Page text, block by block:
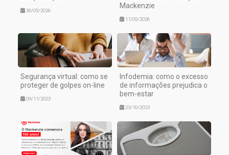
26/05/2026
Mackenzie
11/05/2026
Segurança virtual: como se
proteger de golpes on-line
09/11/2023
Infodemia: como o excesso
de informações prejudica o
bem-estar
23/10/2023